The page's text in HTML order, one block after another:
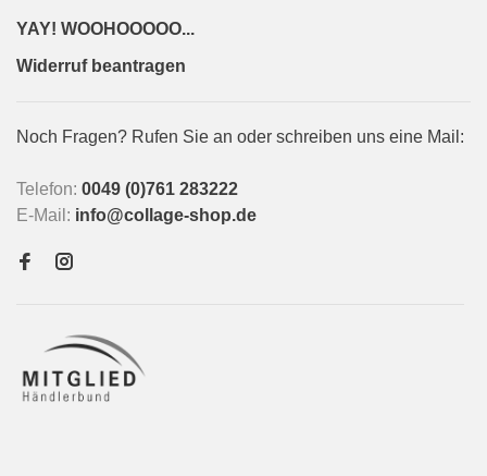
YAY! WOOHOOOOO...
Widerruf beantragen
Noch Fragen? Rufen Sie an oder schreiben uns eine Mail:
Telefon: 0049 (0)761 283222
E-Mail: info@collage-shop.de